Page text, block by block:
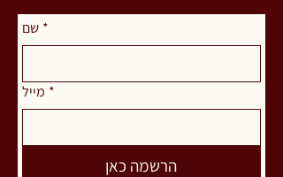
שם *
מייל *
הרשמה כאן